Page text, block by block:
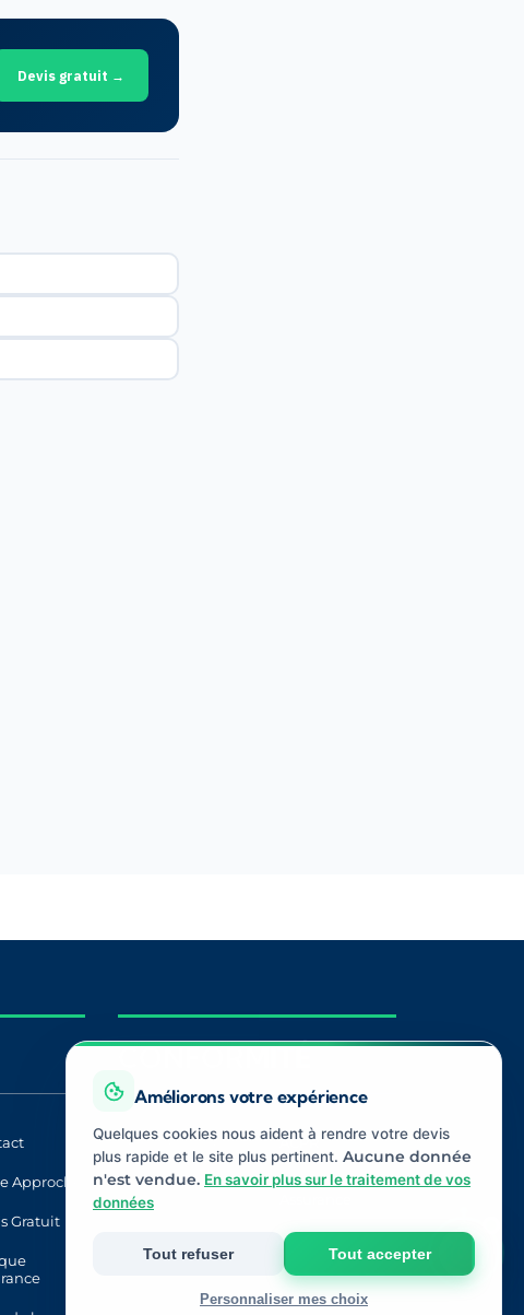
Devis gratuit →
Approche
Gratuit
CONFORMITÉ
Registre ORIAS ACPR
CNIL
Médiateur
Améliorons votre expérience
Quelques cookies nous aident à rendre votre devis
plus rapide et le site plus pertinent. Aucune donnée
n'est vendue. En savoir plus sur le traitement de vos
données
Tout refuser Tout accepter
Personnaliser mes choix